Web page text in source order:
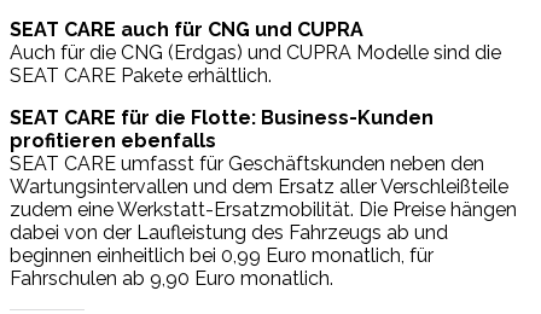
SEAT CARE auch für CNG und CUPRA
Auch für die CNG (Erdgas) und CUPRA Modelle sind die
SEAT CARE Pakete erhältlich.
SEAT CARE für die Flotte: Business-Kunden
profitieren ebenfalls
SEAT CARE umfasst für Geschäftskunden neben den
Wartungsintervallen und dem Ersatz aller Verschleißteile
zudem eine Werkstatt-Ersatzmobilität. Die Preise hängen
dabei von der Laufleistung des Fahrzeugs ab und
beginnen einheitlich bei 0,99 Euro monatlich, für
Fahrschulen ab 9,90 Euro monatlich.